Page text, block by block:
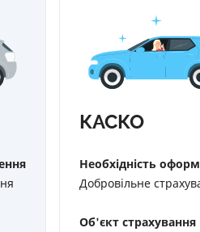
КАСКО
Необхідність
Добровільне
Об'єкт страхування